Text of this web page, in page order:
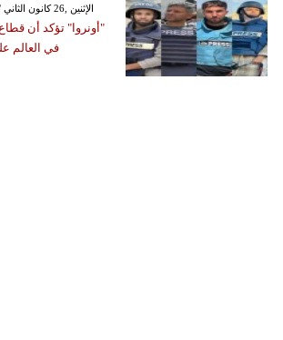
GMT 16:26 2026 الإثنين ,26 كانون الثاني / يناير
"أونروا" تؤكد أن
في العالم